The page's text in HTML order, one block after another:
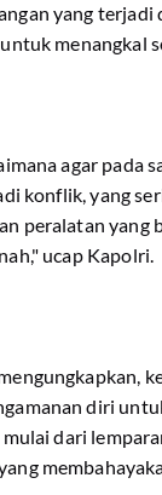
yang
menangkal
agar pada
konflik, yang
peralatan
ucap Kapolri.
diri
dari